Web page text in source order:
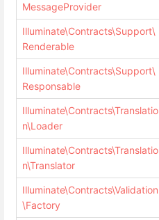
MessageProvider
Illuminate\Contracts\Support\
Renderable
Illuminate\Contracts\Support\
Responsable
Illuminate\Contracts\Translatio
n\Loader
Illuminate\Contracts\Translatio
n\Translator
Illuminate\Contracts\Validation
\Factory